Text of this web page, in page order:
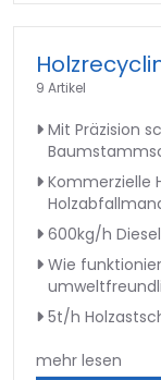
9 Artikel
Mit Präzision
Kommerzielle
600kg/h
Wie
5t/h
mehr lesen